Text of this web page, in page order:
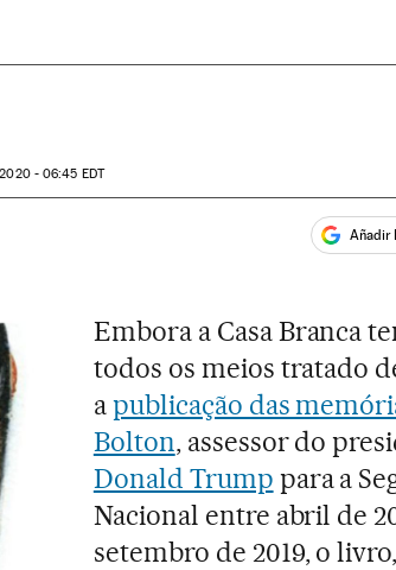
- 06:45 EDT
Añadir
Embora a Casa Branca
todos os meios tratado
apublicação das
Bolton, assessor do
Donald Trump para a
Nacional entre abril de
setembro de 2019, o